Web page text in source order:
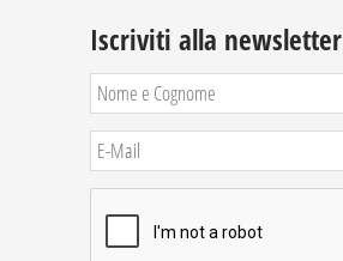
Iscriviti alla newsletter